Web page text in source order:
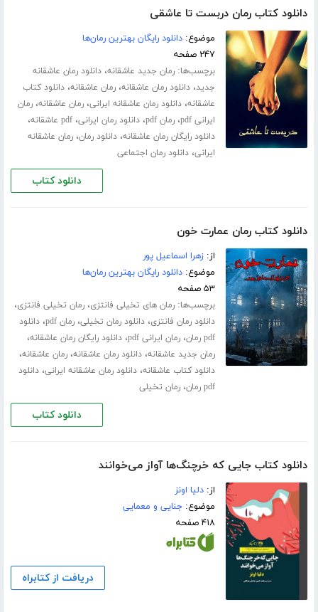
دانلود کتاب رمان دربست تا عاشقی
موضوع:دانلود رایگان بهترین رمان‌ها
۲۴۷ صفحه
برچسب‌ها:رمان جدید عاشقانه،دانلود رمان عاشقانه
جدید،دانلود رمان عاشقانه،رمان عاشقانه،دانلود کتاب
عاشقانه،دانلود رمان عاشقانه ایرانی،رمان عاشقانه،رمان
ایرانی pdf
،رمان pdf ،دانلود رمان ایرانی،pdf عاشقانه ،
دانلود رایگان رمان عاشقانه،دانلود رمان،رمان عاشقانه
ایرانی،دانلود رمان اجتماعی
دانلود کتاب
دانلود کتاب رمان عمارت خون
از:زهرا اسماعیل پور
موضوع:دانلود رایگان بهترین رمان‌ها
۵۳ صفحه
برچسب‌ها:رمان های تخیلی فانتزی،رمان تخیلی فانتزی،
دانلود رمان فانتزی،دانلود رمان تخیلی،رمان pdf ،دانلود
pdf رمان
،رمان ایرانی pdf ،دانلود رایگان رمان عاشقانه،
رمان جدید عاشقانه،دانلود رمان عاشقانه،رمان عاشقانه،
دانلود کتاب عاشقانه،دانلود رمان عاشقانه ایرانی،دانلود
pdf رمان
،رمان تخیلی
دانلود کتاب
دانلود کتاب جایی که خرچنگ‌ها آواز می‌خوانند
از:دلیا اونز
موضوع:جنایی و معمایی
۴۱۸ صفحه
دریافت از کتابراه